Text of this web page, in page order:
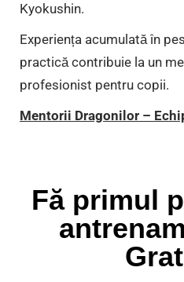
Kyokushin.
Experiența acumulată în
practică contribuie la un
profesionist pentru copii.
Mentorii Dragonilor –
Fă primul